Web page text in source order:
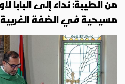
من الطيبة: نداء إلى البابا
مسيحية في الضفة الغربية